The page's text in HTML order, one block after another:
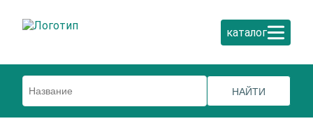
каталог